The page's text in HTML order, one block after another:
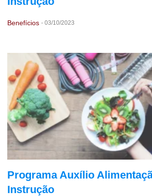
Benefícios - 03/10/2023
Programa Auxílio
Instrução